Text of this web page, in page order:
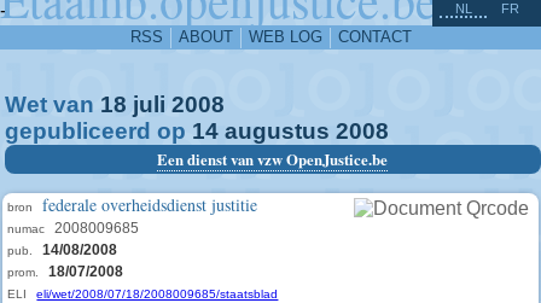
-
RSS ABOUT WEB LOG CONTACT
NL FR
Wet van 18 juli 2008
gepubliceerd op 14 augustus 2008
Een dienst van vzw OpenJustice.be
bron federale overheidsdienst justitie
numac 2008009685
pub. 14/08/2008
prom. 18/07/2008
ELI
eli/wet/2008/07/18/2008009685/staatsblad
^